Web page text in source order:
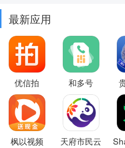
最新应用
优信拍 和多号
枫以视频 天府市民云